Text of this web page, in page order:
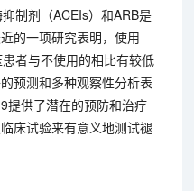
制剂（ACEIs）和ARB是
的一项研究表明，使用
者与不使用的相比有较低
预测和多种观察性分析表
提供了潜在的预防和治疗
床试验来有意义地测试褪